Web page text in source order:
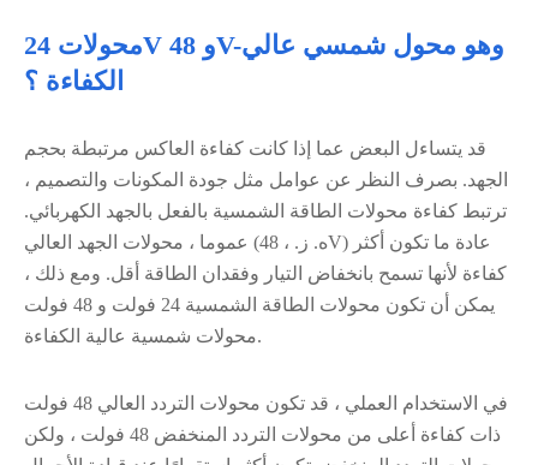
محولات 24V و 48V-وهو محول شمسي عالي
الكفاءة ؟
قد يتساءل البعض عما إذا كانت كفاءة العاكس مرتبطة بحجم
الجهد. بصرف النظر عن عوامل مثل جودة المكونات والتصميم ،
ترتبط كفاءة محولات الطاقة الشمسية بالفعل بالجهد الكهربائي.
عموما ، محولات الجهد العالي (ه. ز. ، 48V) عادة ما تكون أكثر
كفاءة لأنها تسمح بانخفاض التيار وفقدان الطاقة أقل. ومع ذلك ،
يمكن أن تكون محولات الطاقة الشمسية 24 فولت و 48 فولت
محولات شمسية عالية الكفاءة.
في الاستخدام العملي ، قد تكون محولات التردد العالي 48 فولت
ذات كفاءة أعلى من محولات التردد المنخفض 48 فولت ، ولكن